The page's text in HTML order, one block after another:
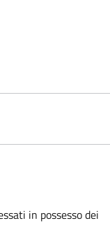
in possesso dei